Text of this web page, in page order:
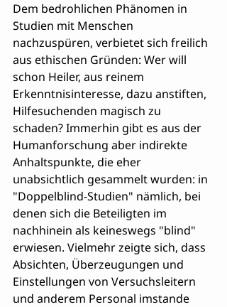
Dem bedrohlichen Phänomen in
Studien mit Menschen
nachzuspüren, verbietet sich freilich
aus ethischen Gründen: Wer will
schon Heiler, aus reinem
Erkenntnisinteresse, dazu anstiften,
Hilfesuchenden magisch zu
schaden? Immerhin gibt es aus der
Humanforschung aber indirekte
Anhaltspunkte, die eher
unabsichtlich gesammelt wurden: in
"Doppelblind-Studien" nämlich, bei
denen sich die Beteiligten im
nachhinein als keineswegs "blind"
erwiesen. Vielmehr zeigte sich, dass
Absichten, Überzeugungen und
Einstellungen von Versuchsleitern
und anderem Personal imstande